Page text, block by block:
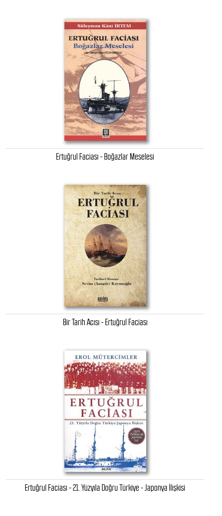
Ertuğrul Faciası - Boğazlar Meselesi
Bir Tarih Acısı - Ertuğrul Faciası
Ertuğrul Faciası - 21. Yüzyıla Doğru Türkiye - Japonya İlişkisi